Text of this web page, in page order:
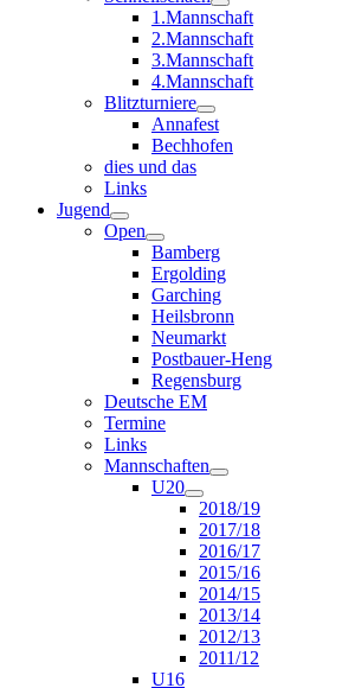
1.Mannschaft
2.Mannschaft
3.Mannschaft
4.Mannschaft
Blitzturniere
Annafest
Bechhofen
dies und das
Links
Jugend
Open
Bamberg
Ergolding
Garching
Heilsbronn
Neumarkt
Postbauer-Heng
Regensburg
Deutsche EM
Termine
Links
Mannschaften
U20
2018/19
2017/18
2016/17
2015/16
2014/15
2013/14
2012/13
2011/12
U16